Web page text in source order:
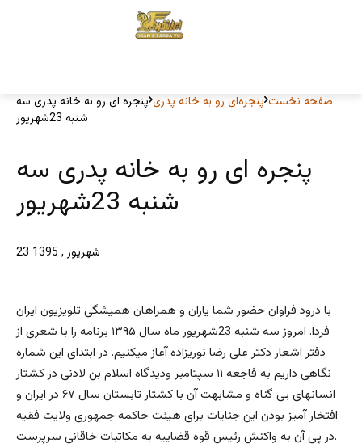
صفحه نخست پنجره‌ای رو به خانه پدری پنجره ای رو به خانه پدری سه
شنبه 23شهریور
پنجره ای رو به خانه پدری سه
شنبه 23شهریور
23 شهریور , 1395
با درود فراوان حضور شما یاران و همراهان همیشگی تلویزیون ایران
فردا. امروز سه شنبه 23شهریور ماه سال ۱۳۹۵ برنامه را با شعری از
دفتر اشعار دکتر علی رضا نوریزاده آغاز میکنیم. در ابتدای این شماره
نگاهی داریم به فاجعه ۱۱ سپتامبر ودیدگاه اسلام بن لادنی در کشتار
انسانهای بی گناه و مشابهت آن با کشتار تابستان سال ۶۷ در ایران و
افتخار آمیز بودن این جنایات برای هیئت حاکمه جمهوری ولایت فقیه
.در پی آن به واکنش رئیس قوه قضاییه به مکاتبات خاقانی سرپرست